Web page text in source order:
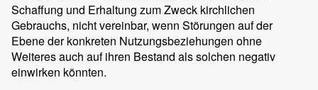
Schaffung und Erhaltung zum Zweck kirchlichen
Gebrauchs, nicht vereinbar, wenn Störungen auf der
Ebene der konkreten Nutzungsbeziehungen ohne
Weiteres auch auf ihren Bestand als solchen negativ
einwirken könnten.